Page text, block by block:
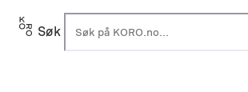
Hopp
Søk